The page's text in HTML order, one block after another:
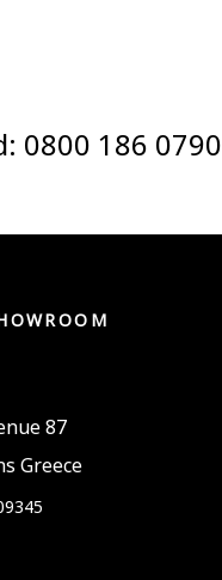
0800 186 0790
87
Greece